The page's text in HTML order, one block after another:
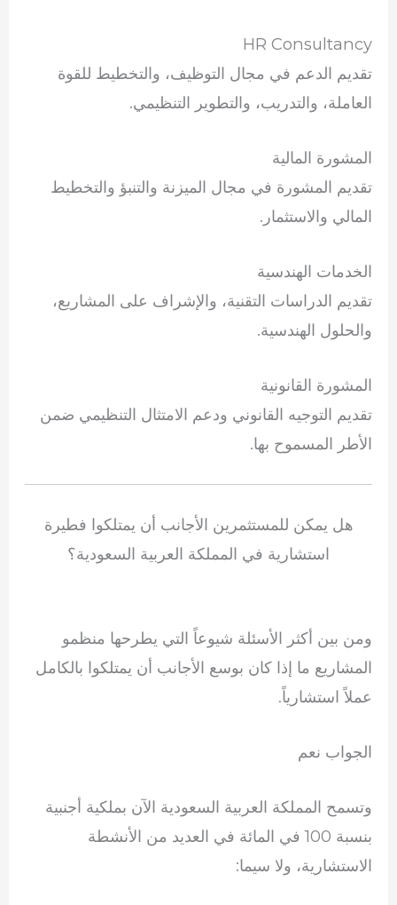
HR Consultancy
تقديم الدعم في مجال التوظيف، والتخطيط للقوة
العاملة، والتدريب، والتطوير التنظيمي.
المشورة المالية
تقديم المشورة في مجال الميزنة والتنبؤ والتخطيط
المالي والاستثمار.
الخدمات الهندسية
تقديم الدراسات التقنية، والإشراف على المشاريع،
والحلول الهندسية.
المشورة القانونية
تقديم التوجيه القانوني ودعم الامتثال التنظيمي ضمن
الأطر المسموح بها.
هل يمكن للمستثمرين الأجانب أن يمتلكوا فطيرة
استشارية في المملكة العربية السعودية؟
ومن بين أكثر الأسئلة شيوعاً التي يطرحها منظمو
المشاريع ما إذا كان بوسع الأجانب أن يمتلكوا بالكامل
عملاً استشارياً.
الجواب نعم
وتسمح المملكة العربية السعودية الآن بملكية أجنبية
بنسبة 100 في المائة في العديد من الأنشطة
الاستشارية، ولا سيما: